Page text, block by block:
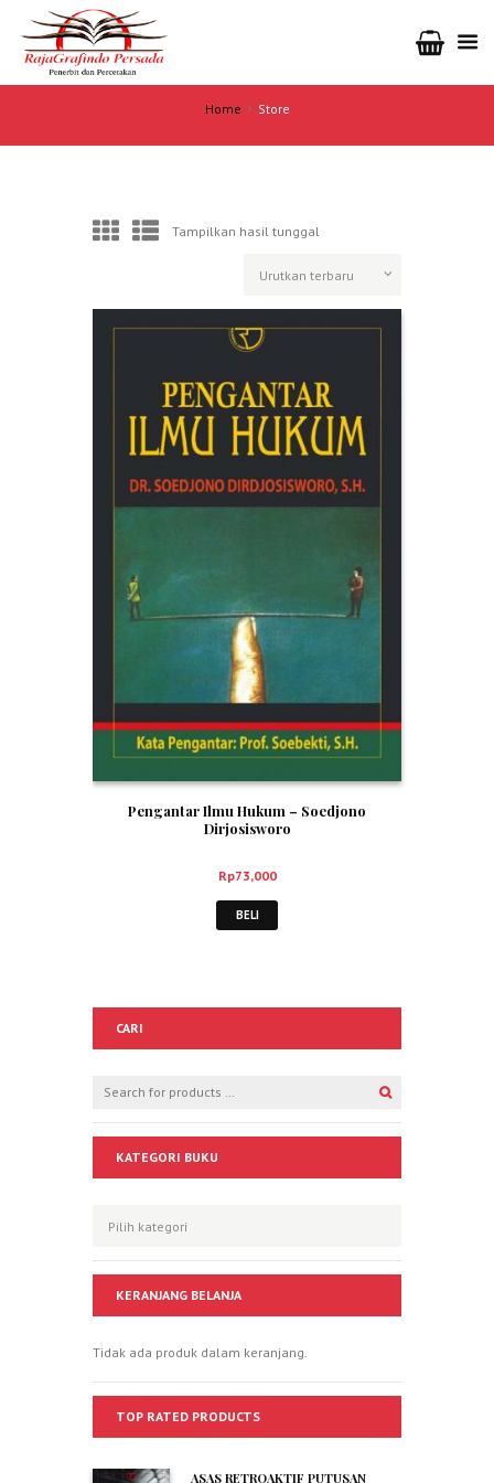
Home Store
Tampilkan hasil tunggal
Pengantar Ilmu Hukum – Soedjono
Dirjosisworo
Rp73,000
BELI
CARI
KATEGORI BUKU
KERANJANG BELANJA
Tidak ada produk dalam keranjang.
TOP RATED PRODUCTS
ASAS RETROAKTIF PUTUSAN